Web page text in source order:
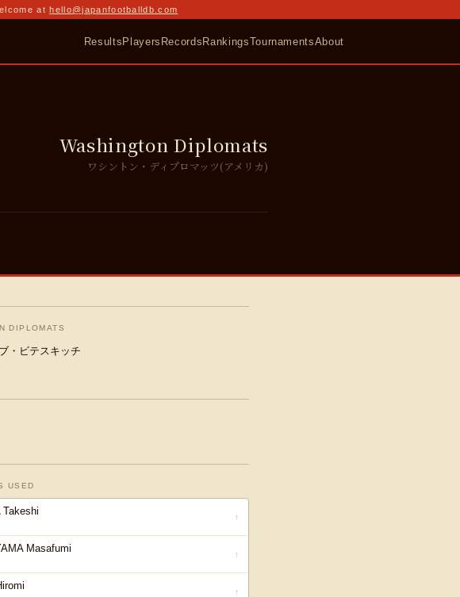
at hello@japanfootballdb.com
ResultsPlayers RecordsRankingsTournamentsAbout
Washington Diplomats
ワシントン・ディプロマッツ(アメリカ)
DIPLOMATS
・ビテスキッチ
USED
Takeshi ↑
Masafumi ↑
↑